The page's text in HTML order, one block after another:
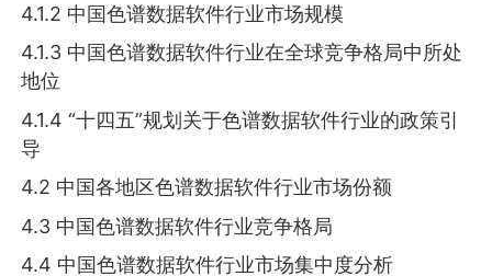
4.1.2 中国色谱数据软件行业市场规模
4.1.3 中国色谱数据软件行业在全球竞争格局中所处
地位
4.1.4 “十四五”规划关于色谱数据软件行业的政策引
导
4.2 中国各地区色谱数据软件行业市场份额
4.3 中国色谱数据软件行业竞争格局
4.4 中国色谱数据软件行业市场集中度分析